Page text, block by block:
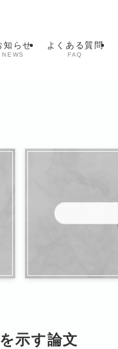
知らせ
NEWS
よくある質問
FAQ
示す論文